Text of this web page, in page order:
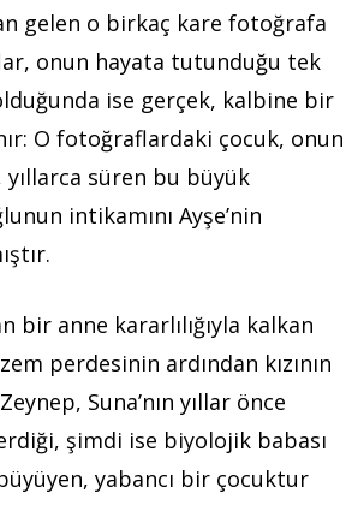
gelen o birkaç kare fotoğrafa
onun hayata tutunduğu tek
ise gerçek, kalbine bir
O fotoğraflardaki çocuk, onun
yıllarca süren bu büyük
intikamını Ayşe’nin
bir anne kararlılığıyla kalkan
perdesinin ardından kızının
Suna’nın yıllar önce
şimdi ise biyolojik babası
yabancı bir çocuktur